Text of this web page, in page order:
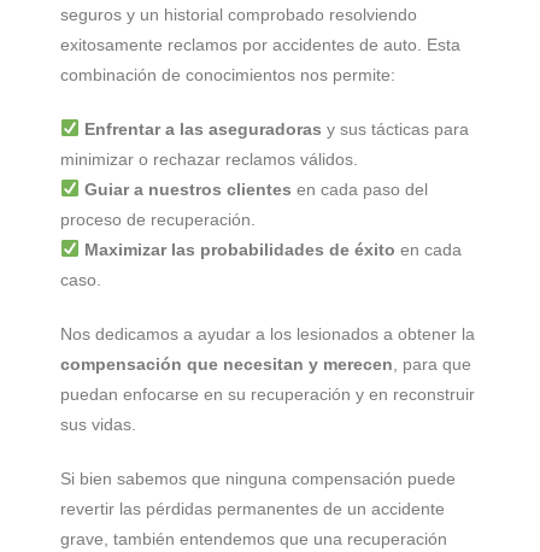
seguros y un historial comprobado resolviendo
exitosamente reclamos por accidentes de auto. Esta
combinación de conocimientos nos permite:
Enfrentar a las aseguradoras y sus tácticas para
minimizar o rechazar reclamos válidos.
Guiar a nuestros clientes en cada paso del
proceso de recuperación.
Maximizar las probabilidades de éxito en cada
caso.
Nos dedicamos a ayudar a los lesionados a obtener la
compensación que necesitan y merecen , para que
puedan enfocarse en su recuperación y en reconstruir
sus vidas.
Si bien sabemos que ninguna compensación puede
revertir las pérdidas permanentes de un accidente
grave, también entendemos que una recuperación